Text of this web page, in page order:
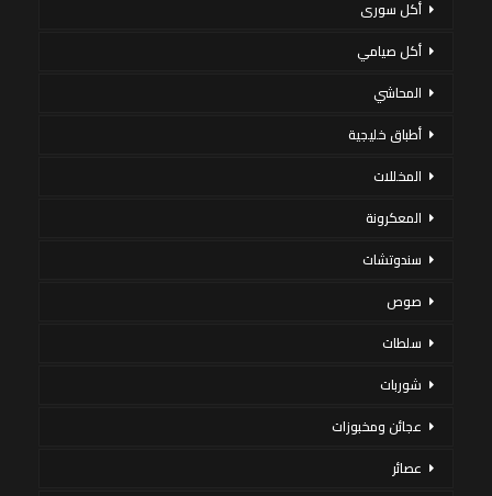
أكل سورى
أكل صيامي
المحاشي
أطباق خليجية
المخللات
المعكرونة
سندوتشات
صوص
سلطات
شوربات
عجائن ومخبوزات
عصائر